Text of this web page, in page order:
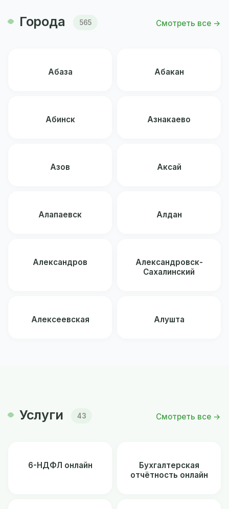
Города 565 Смотреть все →
Абаза Абакан
Абинск Азнакаево
Азов Аксай
Алапаевск Алдан
Александров
Александровск-
Сахалинский
Алексеевская Алушта
Услуги 43 Смотреть все →
6-НДФЛ онлайн
Бухгалтерская
отчётность онлайн